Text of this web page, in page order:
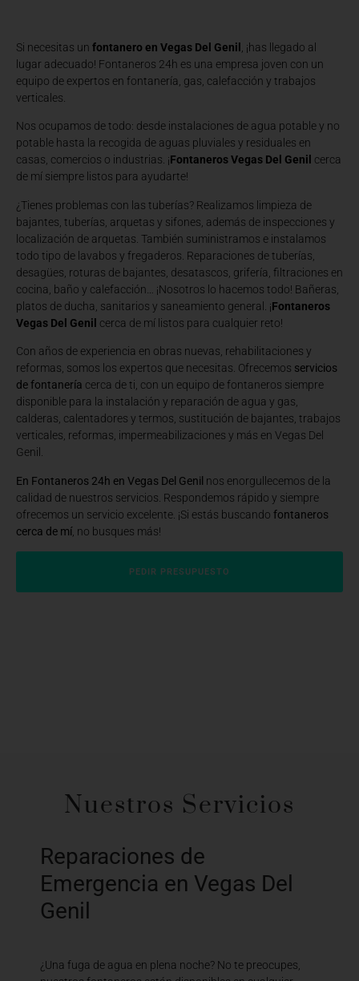
Si necesitas un fontanero en Vegas Del Genil
, ¡has llegado al
lugar adecuado! Fontaneros 24h es una empresa joven con un
equipo de expertos en fontanería, gas, calefacción y trabajos
verticales.
Nos ocupamos de todo: desde instalaciones de agua potable y no
potable hasta la recogida de aguas pluviales y residuales en
casas, comercios o industrias. ¡Fontaneros Vegas Del Genil cerca
de mí siempre listos para ayudarte!
¿Tienes problemas con las tuberías? Realizamos limpieza de
bajantes, tuberías, arquetas y sifones, además de inspecciones y
localización de arquetas. También suministramos e instalamos
todo tipo de lavabos y fregaderos. Reparaciones de tuberías,
desagües, roturas de bajantes, desatascos, grifería, filtraciones en
cocina, baño y calefacción… ¡Nosotros lo hacemos todo! Bañeras,
platos de ducha, sanitarios y saneamiento general. ¡Fontaneros
Vegas Del Genil cerca de mí listos para cualquier reto!
Con años de experiencia en obras nuevas, rehabilitaciones y
reformas, somos los expertos que necesitas. Ofrecemos servicios
de fontanería cerca de ti, con un equipo de fontaneros siempre
disponible para la instalación y reparación de agua y gas,
calderas, calentadores y termos, sustitución de bajantes, trabajos
verticales, reformas, impermeabilizaciones y más en Vegas Del
Genil.
En Fontaneros 24h en Vegas Del Genil nos enorgullecemos de la
calidad de nuestros servicios. Respondemos rápido y siempre
ofrecemos un servicio excelente. ¡Si estás buscando fontaneros
cerca de mí , no busques más!
PEDIR PRESUPUESTO
Nuestros Servicios
Reparaciones de
Emergencia en Vegas Del
Genil
¿Una fuga de agua en plena noche? No te preocupes,